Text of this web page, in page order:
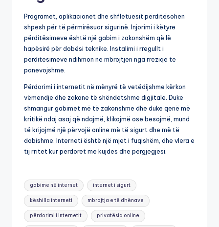
Programet, aplikacionet dhe shfletuesit përditësohen
shpesh për të përmirësuar sigurinë. Injorimi i këtyre
përditësimeve është një gabim i zakonshëm që lë
hapësirë për dobësi teknike. Instalimi i rregullt i
përditësimeve ndihmon në mbrojtjen nga rreziqe të
panevojshme.
Përdorimi i internetit në mënyrë të vetëdijshme kërkon
vëmendje dhe zakone të shëndetshme digjitale. Duke
shmangur gabimet më të zakonshme dhe duke qenë më
kritikë ndaj asaj që ndajmë, klikojmë ose besojmë, mund
të krijojmë një përvojë online më të sigurt dhe më të
dobishme. Interneti është një mjet i fuqishëm, dhe vlera e
tij rritet kur përdoret me kujdes dhe përgjegjësi.
Tags:
gabime në internet internet i sigurt
këshilla interneti mbrojtja e të dhënave
përdorimi i internetit privatësia online